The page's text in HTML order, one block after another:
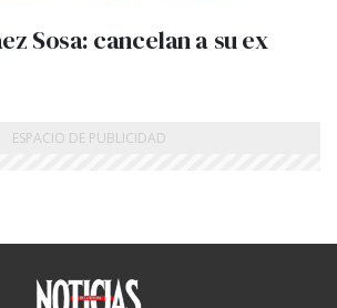
Sosa: cancelan a su ex